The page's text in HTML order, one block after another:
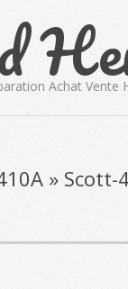
Achat Vente
» Scott-